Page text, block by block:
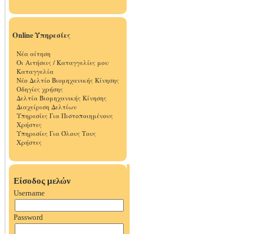
Online Υπηρεσίες
Νέα αίτηση
Οι Αιτήσεις / Καταγγελίες μου
Καταγγελία
Νέο Δελτίο Βιομηχανικής Κίνησης
Οδηγίες χρήσης
Δελτία Βιομηχανικής Κίνησης
Διαχείριση Δελτίων
Υπηρεσίες Για Πιστοποιημένους
Χρήστες
Υπηρεσίες Για Όλους Τους
Χρήστες